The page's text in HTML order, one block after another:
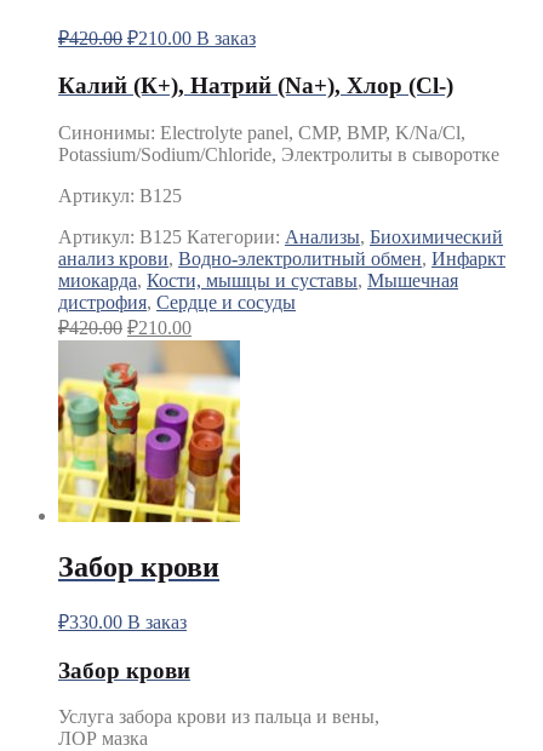
₽420.00 ₽210.00 В заказ
Калий (К+), Натрий (Na+), Хлор (Сl-)
Синонимы: Electrolyte panel, CMP, BMP, K/Na/Cl,
Potassium/Sodium/Chloride, Электролиты в сыворотке
Артикул: B125
Артикул: B125 Категории: Анализы, Биохимический
анализ крови, Водно-электролитный обмен, Инфаркт
миокарда, Кости, мышцы и суставы, Мышечная
дистрофия, Сердце и сосуды
₽420.00 ₽210.00
Забор крови
₽330.00 В заказ
Забор крови
Услуга забора крови из пальца и вены,
ЛОР мазка